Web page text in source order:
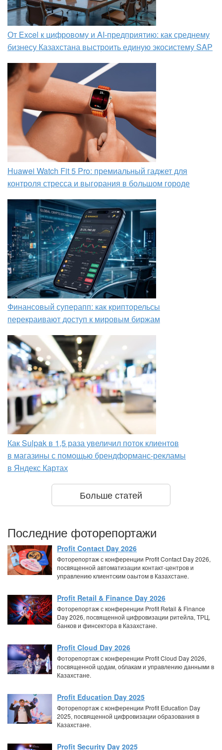
От Excel к цифровому и AI‑предприятию: как среднему
бизнесу Казахстана выстроить единую экосистему SAP
Huawei Watch Fit 5 Pro: премиальный гаджет для
контроля стресса и выгорания в большом городе
Финансовый суперапп: как крипторельсы
перекраивают доступ к мировым биржам
Как Sulpak в 1,5 раза увеличил поток клиентов
в магазины с помощью брендформанс-рекламы
в Яндекс Картах
Больше статей
Последние фоторепортажи
Profit Contact Day 2026
Фоторепортаж с конференции Profit Contact Day 2026,
посвященной автоматизации контакт-центров и
управлению клиентским оаытом в Казахстане.
Profit Retail & Finance Day 2026
Фоторепортаж с конференции Profit Retail & Finance
Day 2026, посвященной цифровизации ритейла, ТРЦ,
банков и финсектора в Казахстане.
Profit Cloud Day 2026
Фоторепортаж с конференции Profit Cloud Day 2026,
посвященной цодам, облакам и управлению данными в
Казахстане.
Profit Education Day 2025
Фоторепортаж с конференции Profit Education Day
2025, посвященной цифровизации образования в
Казахстане.
Profit Security Day 2025